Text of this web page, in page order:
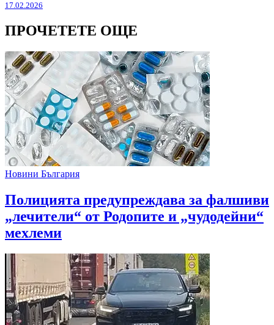
17.02.2026
ПРОЧЕТЕТЕ ОЩЕ
Новини България
Полицията предупреждава за фалшиви
„лечители“ от Родопите и „чудодейни“
мехлеми